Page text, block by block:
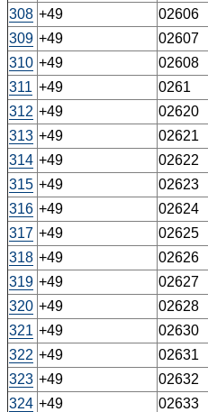
308 +49 02606
309 +49 02607
310 +49 02608
311 +49 0261
312 +49 02620
313 +49 02621
314 +49 02622
315 +49 02623
316 +49 02624
317 +49 02625
318 +49 02626
319 +49 02627
320 +49 02628
321 +49 02630
322 +49 02631
323 +49 02632
324 +49 02633